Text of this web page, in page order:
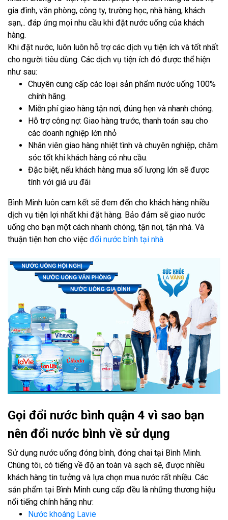
gia đình, văn phòng, công ty, trường học, nhà hàng, khách
sạn,.. đáp ứng mọi nhu cầu khi đặt nước uống của khách
hàng.
Khi đặt nước, luôn luôn hỗ trợ các dịch vụ tiện ích và tốt nhất
cho người tiêu dùng. Các dịch vụ tiện ích đó được thể hiện
như sau:
Chuyên cung cấp các loại sản phẩm nước uống 100%
chính hãng.
Miễn phí giao hàng tận nơi, đúng hẹn và nhanh chóng.
Hỗ trợ công nợ: Giao hàng trước, thanh toán sau cho
các doanh nghiệp lớn nhỏ
Nhân viên giao hàng nhiệt tình và chuyên nghiệp, chăm
sóc tốt khi khách hàng có nhu cầu.
Đặc biệt, nếu khách hàng mua số lượng lớn sẽ được
tính với giá ưu đãi
Bình Minh luôn cam kết sẽ đem đến cho khách hàng nhiều
dịch vụ tiện lợi nhất khi đặt hàng. Bảo đảm sẽ giao nước
uống cho bạn một cách nhanh chóng, tận nơi, tận nhà. Và
thuận tiện hơn cho việc đổi nước bình tại nhà
Gọi đổi nước bình quận 4 vì sao bạn
nên đổi nước bình về sử dụng
Sử dụng nước uống đóng bình, đóng chai tại Bình Minh.
Chúng tôi, có tiếng về độ an toàn và sạch sẽ, được nhiều
khách hàng tin tưởng và lựa chọn mua nước rất nhiều. Các
sản phẩm tại Bình Minh cung cấp đều là những thương hiệu
nổi tiếng chính hãng như:
Nước khoáng Lavie